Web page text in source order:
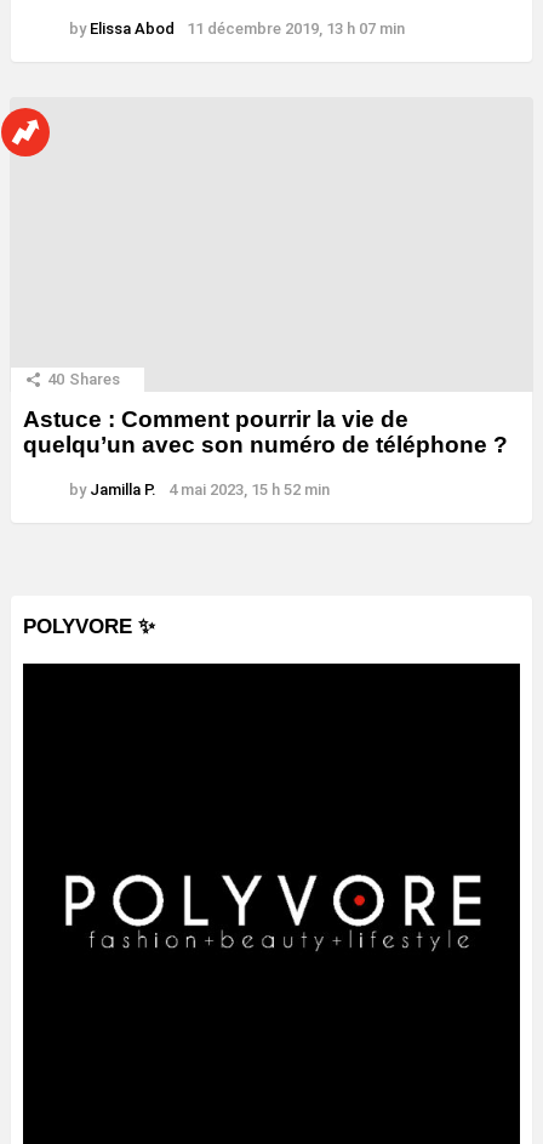
by Elissa Abod 11 décembre 2019, 13 h 07 min
40 Shares
Astuce : Comment pourrir la vie de
quelqu’un avec son numéro de téléphone ?
by Jamilla P. 4 mai 2023, 15 h 52 min
POLYVORE ✨